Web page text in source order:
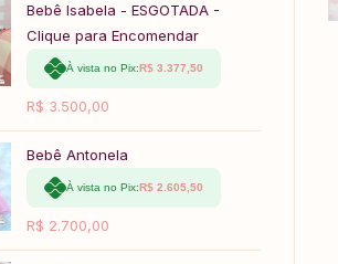
Bebê Isabela - ESGOTADA -
Clique para Encomendar
À vista no Pix:R$ 3.377,50
R$ 3.500,00
Bebê Antonela
À vista no Pix:R$ 2.605,50
R$ 2.700,00